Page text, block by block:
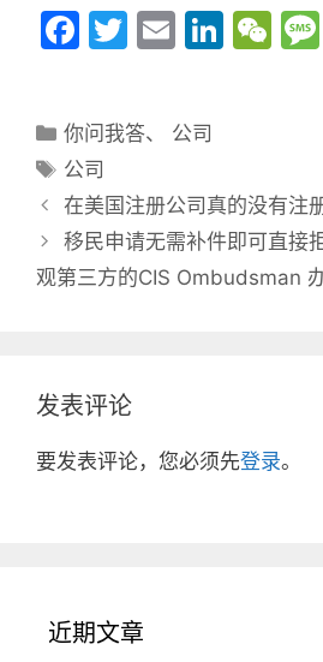
F
e
b
o
o
k
T
er
E
l
Li
dI
n
W
at
分
类
你问我答、 公司
标
签
公司
在美国注册公司真的没有注
移民申请无需补件即可直接
观第三方的CIS Ombudsman
发表评论
要发表评论，您必须先登录。
近期文章